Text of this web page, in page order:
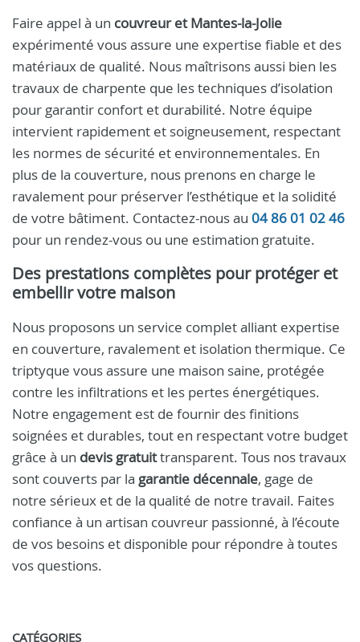
Faire appel à un couvreur et Mantes-la-Jolie
expérimenté vous assure une expertise fiable et des
matériaux de qualité. Nous maîtrisons aussi bien les
travaux de charpente que les techniques d’isolation
pour garantir confort et durabilité. Notre équipe
intervient rapidement et soigneusement, respectant
les normes de sécurité et environnementales. En
plus de la couverture, nous prenons en charge le
ravalement pour préserver l’esthétique et la solidité
de votre bâtiment. Contactez-nous au 04 86 01 02 46
pour un rendez-vous ou une estimation gratuite.
Des prestations complètes pour protéger et
embellir votre maison
Nous proposons un service complet alliant expertise
en couverture, ravalement et isolation thermique. Ce
triptyque vous assure une maison saine, protégée
contre les infiltrations et les pertes énergétiques.
Notre engagement est de fournir des finitions
soignées et durables, tout en respectant votre budget
grâce à un devis gratuittransparent. Tous nos travaux
sont couverts par la garantie décennale, gage de
notre sérieux et de la qualité de notre travail. Faites
confiance à un artisan couvreur passionné, à l’écoute
de vos besoins et disponible pour répondre à toutes
vos questions.
CATÉGORIES